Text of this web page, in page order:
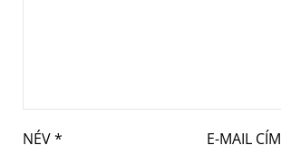
NÉV* E-MAIL CÍM